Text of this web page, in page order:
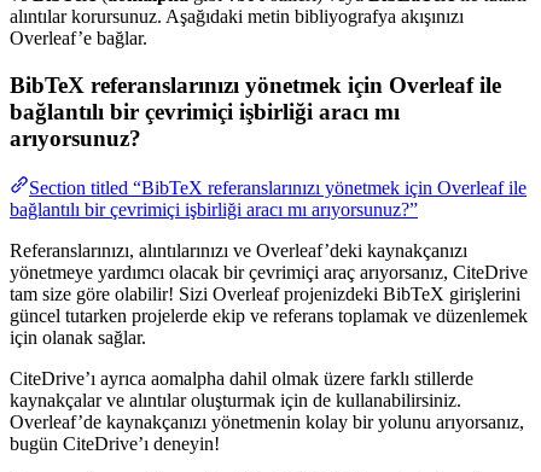
alıntılar korursunuz. Aşağıdaki metin bibliyografya akışınızı
Overleaf’e bağlar.
BibTeX referanslarınızı yönetmek için Overleaf ile
bağlantılı bir çevrimiçi işbirliği aracı mı
arıyorsunuz?
Section titled “BibTeX referanslarınızı yönetmek için Overleaf ile
bağlantılı bir çevrimiçi işbirliği aracı mı arıyorsunuz?”
Referanslarınızı, alıntılarınızı ve Overleaf’deki kaynakçanızı
yönetmeye yardımcı olacak bir çevrimiçi araç arıyorsanız, CiteDrive
tam size göre olabilir! Sizi Overleaf projenizdeki BibTeX girişlerini
güncel tutarken projelerde ekip ve referans toplamak ve düzenlemek
için olanak sağlar.
CiteDrive’ı ayrıca aomalpha dahil olmak üzere farklı stillerde
kaynakçalar ve alıntılar oluşturmak için de kullanabilirsiniz.
Overleaf’de kaynakçanızı yönetmenin kolay bir yolunu arıyorsanız,
bugün CiteDrive’ı deneyin!